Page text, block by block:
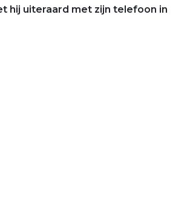
hij uiteraard met zijn telefoon in